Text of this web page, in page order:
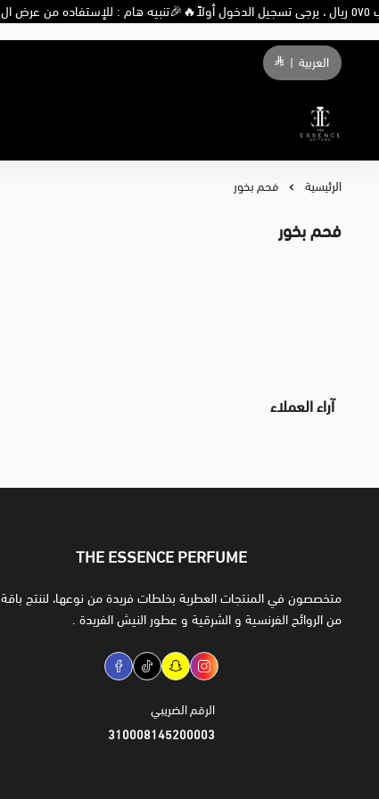
🎉تنبيه هام : للإستفاده من عرض ال ٥ عطور ب ٥٧٥ ريال ، يرجى تسجيل الدخول أولاً🔥
العربية |
THE ESSENCE PERFUME
الرئيسية فحم بخور
فحم بخور
آراء العملاء
THE ESSENCE PERFUME
متخصصون في المنتجات العطرية بخلطات فريدة من نوعها، لننتج باقة
من الروائح الفرنسية و الشرقية و عطور النيش الفريدة .
الرقم الضريبي
310008145200003